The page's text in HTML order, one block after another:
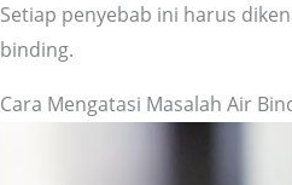
Setiap penyebab ini harus
binding.
Cara Mengatasi Masalah Air